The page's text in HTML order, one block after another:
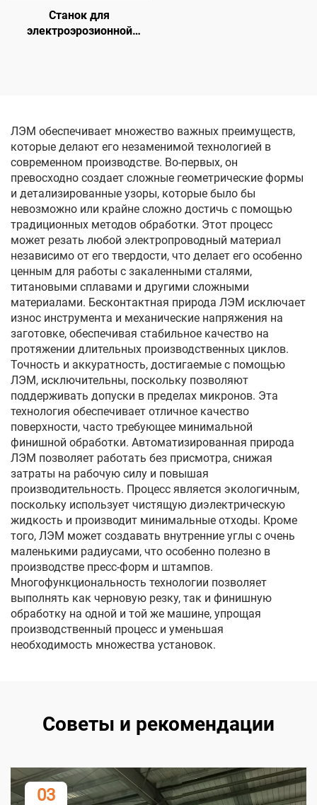
Станок для
электроэрозионной
ЛЭМ обеспечивает множество важных преимуществ,
которые делают его незаменимой технологией в
современном производстве. Во-первых, он
превосходно создает сложные геометрические формы
и детализированные узоры, которые было бы
невозможно или крайне сложно достичь с помощью
традиционных методов обработки. Этот процесс
может резать любой электропроводный материал
независимо от его твердости, что делает его особенно
ценным для работы с закаленными сталями,
титановыми сплавами и другими сложными
материалами. Бесконтактная природа ЛЭМ исключает
износ инструмента и механические напряжения на
заготовке, обеспечивая стабильное качество на
протяжении длительных производственных циклов.
Точность и аккуратность, достигаемые с помощью
ЛЭМ, исключительны, поскольку позволяют
поддерживать допуски в пределах микронов. Эта
технология обеспечивает отличное качество
поверхности, часто требующее минимальной
финишной обработки. Автоматизированная природа
ЛЭМ позволяет работать без присмотра, снижая
затраты на рабочую силу и повышая
производительность. Процесс является экологичным,
поскольку использует чистящую диэлектрическую
жидкость и производит минимальные отходы. Кроме
того, ЛЭМ может создавать внутренние углы с очень
маленькими радиусами, что особенно полезно в
производстве пресс-форм и штампов.
Многофункциональность технологии позволяет
выполнять как черновую резку, так и финишную
обработку на одной и той же машине, упрощая
производственный процесс и уменьшая
необходимость множества установок.
Советы и рекомендации
03